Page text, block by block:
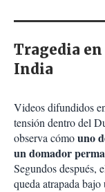
Tragedia
India
Videos difundidos
tensión dentro del
observa cómouno
un domador
Segundos después,
queda atrapada bajo